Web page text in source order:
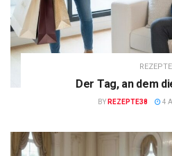
REZEPTE
Der Tag, an dem
BY REZEPTE38 4